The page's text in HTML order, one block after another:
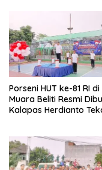
Porseni HUT ke-81 RI
Muara Beliti Resmi
Kalapas Herdianto